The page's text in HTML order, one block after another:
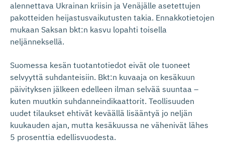
alennettava Ukrainan kriisin ja Venäjälle asetettujen
pakotteiden heijastusvaikutusten takia. Ennakkotietojen
mukaan Saksan bkt:n kasvu lopahti toisella
neljänneksellä.
Suomessa kesän tuotantotiedot eivät ole tuoneet
selvyyttä suhdanteisiin. Bkt:n kuvaaja on kesäkuun
päivityksen jälkeen edelleen ilman selvää suuntaa –
kuten muutkin suhdanneindikaattorit. Teollisuuden
uudet tilaukset ehtivät keväällä lisääntyä jo neljän
kuukauden ajan, mutta kesäkuussa ne vähenivät lähes
5 prosenttia edellisvuodesta.